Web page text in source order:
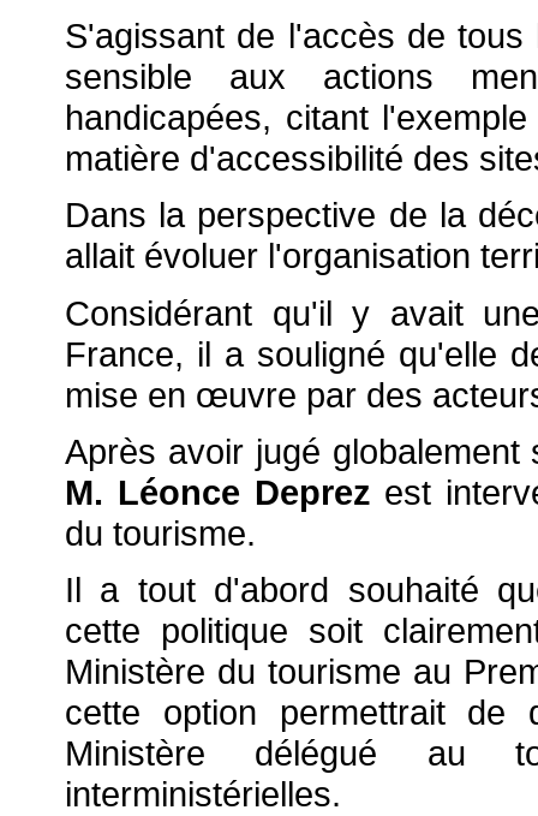
S'agissant de l'accès de
sensible aux actions
handicapées, citant
matière d'accessibilité des
Dans la perspective de la
allait évoluer l'organisation
Considérant qu'il y avait
France, il a souligné qu'elle
mise en œuvre par des
Après avoir jugé
M. Léonce Deprez est
du tourisme.
Il a tout d'abord souhaité
cette politique soit
Ministère du tourisme au
cette option permettrait de
Ministère délégué au
interministérielles.